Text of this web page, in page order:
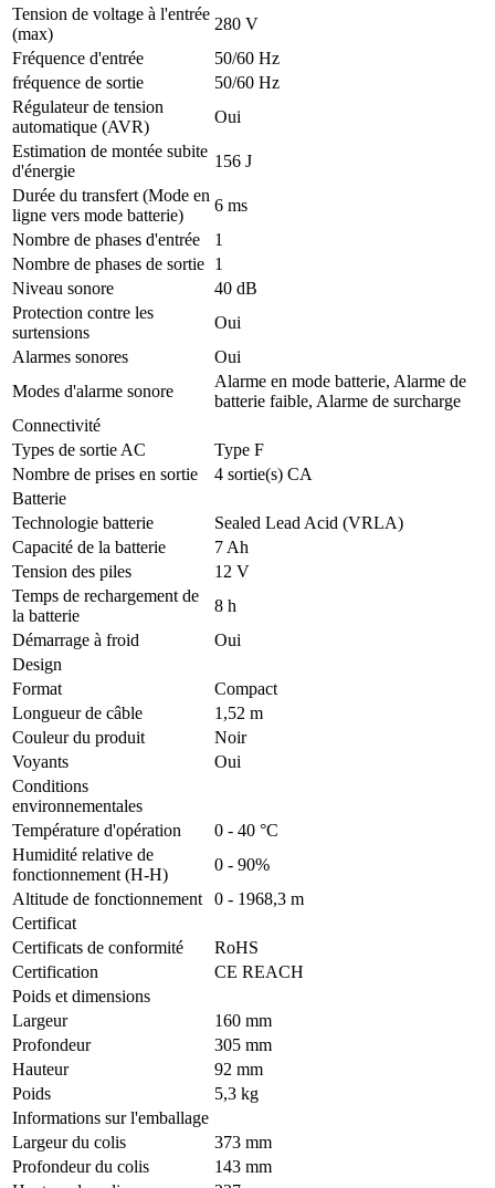
Tension de voltage à l'entrée
(max)
280 V
Fréquence d'entrée
50/60 Hz
fréquence de sortie
50/60 Hz
Régulateur de tension
automatique (AVR)
Oui
Estimation de montée subite
d'énergie
156 J
Durée du transfert (Mode en
ligne vers mode batterie)
6 ms
Nombre de phases d'entrée
1
Nombre de phases de sortie 1
Niveau sonore
40 dB
Protection contre les
surtensions
Oui
Alarmes sonores
Oui
Modes d'alarme sonore
Alarme en mode batterie, Alarme de
batterie faible, Alarme de surcharge
Connectivité
Types de sortie AC
Type F
Nombre de prises en sortie
4 sortie(s) CA
Batterie
Technologie batterie
Sealed Lead Acid (VRLA)
Capacité de la batterie
7 Ah
Tension des piles
12 V
Temps de rechargement de
la batterie
8 h
Démarrage à froid
Oui
Design
Format
Compact
Longueur de câble
1,52 m
Couleur du produit
Noir
Voyants
Oui
Conditions
environnementales
Température d'opération
0 - 40 °C
Humidité relative de
fonctionnement (H-H)
0 - 90%
Altitude de fonctionnement
0 - 1968,3 m
Certificat
Certificats de conformité
RoHS
Certification
CE REACH
Poids et dimensions
Largeur
160 mm
Profondeur
305 mm
Hauteur
92 mm
Poids
5,3 kg
Informations sur l'emballage
Largeur du colis
373 mm
Profondeur du colis
143 mm